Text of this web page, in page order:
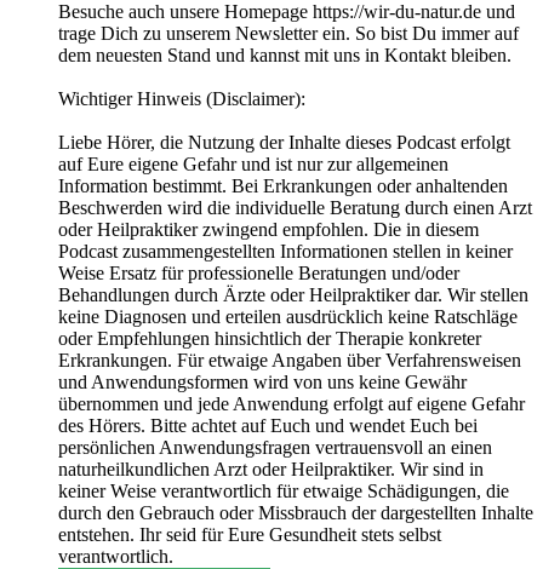
Besuche auch unsere Homepage https://wir-du-natur.de und
trage Dich zu unserem Newsletter ein. So bist Du immer auf
dem neuesten Stand und kannst mit uns in Kontakt bleiben.
Wichtiger Hinweis (Disclaimer):
Liebe Hörer, die Nutzung der Inhalte dieses Podcast erfolgt
auf Eure eigene Gefahr und ist nur zur allgemeinen
Information bestimmt. Bei Erkrankungen oder anhaltenden
Beschwerden wird die individuelle Beratung durch einen Arzt
oder Heilpraktiker zwingend empfohlen. Die in diesem
Podcast zusammengestellten Informationen stellen in keiner
Weise Ersatz für professionelle Beratungen und/oder
Behandlungen durch Ärzte oder Heilpraktiker dar. Wir stellen
keine Diagnosen und erteilen ausdrücklich keine Ratschläge
oder Empfehlungen hinsichtlich der Therapie konkreter
Erkrankungen. Für etwaige Angaben über Verfahrensweisen
und Anwendungsformen wird von uns keine Gewähr
übernommen und jede Anwendung erfolgt auf eigene Gefahr
des Hörers. Bitte achtet auf Euch und wendet Euch bei
persönlichen Anwendungsfragen vertrauensvoll an einen
naturheilkundlichen Arzt oder Heilpraktiker. Wir sind in
keiner Weise verantwortlich für etwaige Schädigungen, die
durch den Gebrauch oder Missbrauch der dargestellten Inhalte
entstehen. Ihr seid für Eure Gesundheit stets selbst
verantwortlich.